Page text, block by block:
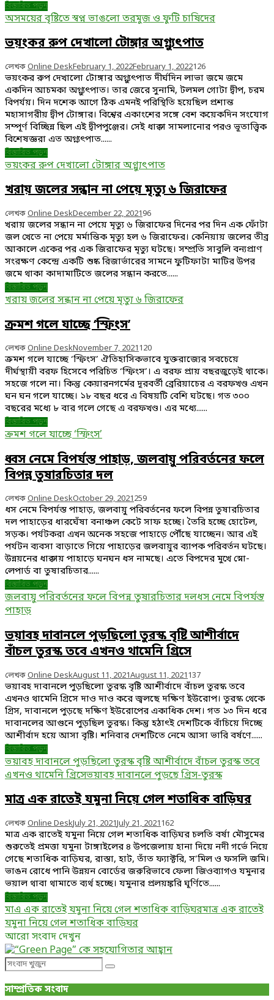
বিস্তারিত পড়ুন
অসময়ের বৃষ্টিতে স্বপ্ন ভাঙলো তরমুজ ও ফুটি চাষিদের
ভয়ংকর রুপ দেখালো টোঙ্গার অগ্ন্যুৎপাত
লেখকOnline DeskFebruary 1, 2022February 1, 2022126
ভয়ংকর রুপ দেখালো টোঙ্গার অগ্ন্যুৎপাত দীর্ঘদিন লাভা জমে জমে
একদিন আচমকা অগ্ন্যুৎপাত। তার জেরে সুনামি, টলমল গোটা দ্বীপ, চরম
বিপর্যয়। দিন দশেক আগে ঠিক এমনই পরিস্থিতি হয়েছিল প্রশান্ত
মহাসাগরীয় দ্বীপ টোঙ্গার। বিশ্বের একাংশের সঙ্গে বেশ কয়েকদিন সংযোগ
সম্পূর্ণ বিচ্ছিন্ন ছিল এই দ্বীপপুঞ্জের। সেই ধাক্কা সামলানোর পরও ভূতাত্ত্বিক
বিশেষজ্ঞরা এত অগ্ন্যৎপাত......
বিস্তারিত পড়ুন
ভয়ংকর রুপ দেখালো টোঙ্গার অগ্ন্যুৎপাত
খরায় জলের সন্ধান না পেয়ে মৃত্যু ৬ জিরাফের
লেখকOnline DeskDecember 22, 202196
খরায় জলের সন্ধান না পেয়ে মৃত্যু ৬ জিরাফের দিনের পর দিন এক ফোঁটা
জল খেতে না পেয়ে মর্মান্তিক মৃত্যু হল ৬ জিরাফের। কেনিয়ায় জলের তীব্র
আকালে একের পর এক জিরাফের মৃত্যু ঘটছে। সম্প্রতি সাবুলি বন‌্যপ্রাণ
সংরক্ষণ কেন্দ্রে একটি শুষ্ক রিজার্ভারের সামনে ফুটিফাটা মাটির উপর
জমে থাকা কাদামাটিতে জলের সন্ধান করতে......
বিস্তারিত পড়ুন
খরায় জলের সন্ধান না পেয়ে মৃত্যু ৬ জিরাফের
ক্রমশ গলে যাচ্ছে ‘স্ফিংস’
লেখকOnline DeskNovember 7, 2021120
ক্রমশ গলে যাচ্ছে ‘স্ফিংস’ ঐতিহাসিকভাবে যুক্তরাজ্যের সবচেয়ে
দীর্ঘস্থায়ী বরফ হিসেবে পরিচিত ‘স্ফিংস’। এ বরফ প্রায় বছরজুড়েই থাকে।
সহজে গলে না। কিন্তু কেয়ারনগর্মের দূরবর্তী ব্রেরিয়াচের এ বরফখণ্ড এখন
ঘন ঘন গলে যাচ্ছে। ১৮ বছর ধরে এ বিষয়টি বেশি ঘটছে। গত ৩০০
বছরের মধ্যে ৮ বার গলে গেছে এ বরফখণ্ড। এর মধ্যে......
বিস্তারিত পড়ুন
ক্রমশ গলে যাচ্ছে ‘স্ফিংস’
ধ্বস নেমে বিপর্যস্ত পাহাড়, জলবায়ু পরিবর্তনের ফলে
বিপন্ন তুষারচিতার দল
লেখকOnline DeskOctober 29, 2021259
ধস নেমে বিপর্যস্ত পাহাড়, জলবায়ু পরিবর্তনের ফলে বিপন্ন তুষারচিতার
দল পাহাড়ের ধারঘেঁষা বনাঞ্চল কেটে সাফ হচ্ছে। তৈরি হচ্ছে হোটেল,
সড়ক। পর্যটকরা এখন অনেক সহজে পাহাড়ে পৌঁছে যাচ্ছেন। আর এই
পর্যটন ব্যবসা বাড়াতে গিয়ে পাহাড়ের জলবায়ুর ব্যাপক পরিবর্তন ঘটছে।
উন্নয়নের ধাক্কায় পাহাড়ে ঘনঘন ধস নামছে। এতে বিপদের মুখে স্নো-
লেপার্ড বা তুষারচিতার......
বিস্তারিত পড়ুন
জলবায়ু পরিবর্তনের ফলে বিপন্ন তুষারচিতার দলধস নেমে বিপর্যস্ত
পাহাড়
ভয়াবহ দাবানলে পুড়ছিলো তুরস্ক বৃষ্টি আশীর্বাদে
বাঁচল তুরস্ক তবে এখনও থামেনি গ্রিসে
লেখকOnline DeskAugust 11, 2021August 11, 2021137
ভয়াবহ দাবানলে পুড়ছিলো তুরস্ক বৃষ্টি আশীর্বাদে বাঁচল তুরস্ক তবে
এখনও থামেনি গ্রিসে দাও দাও করে জ্বলছে দক্ষিণ ইউরোপ। তুরস্ক থেকে
গ্রিস, দাবানলে পুড়ছে দক্ষিণ ইউরোপের একাধিক দেশ। গত ১৩ দিন ধরে
দাবানলের আগুনে পুড়ছিল তুরস্ক। কিন্তু হঠাৎই দেশটিকে বাঁচিয়ে দিচ্ছে
আশীর্বাদ হয়ে আসা বৃষ্টি। শনিবার দেশটিতে নেমে আসা ভারি বর্ষণে......
বিস্তারিত পড়ুন
ভয়াবহ দাবানলে পুড়ছিলো তুরস্ক বৃষ্টি আশীর্বাদে বাঁচল তুরস্ক তবে
এখনও থামেনি গ্রিসেভয়াবহ দাবানলে পুড়ছে গ্রিস-তুরস্ক
মাত্র এক রাতেই যমুনা নিয়ে গেল শতাধিক বাড়িঘর
লেখকOnline DeskJuly 21, 2021July 21, 2021162
মাত্র এক রাতেই যমুনা নিয়ে গেল শতাধিক বাড়িঘর চলতি বর্ষা মৌসুমের
শুরুতেই প্রমত্তা যমুনা টাঙ্গাইলের ৪ উপজেলায় হানা দিয়ে নদী গর্ভে নিয়ে
গেছে শতাধিক বাড়িঘর, রাস্তা, হাট, তাঁত ফ্যাক্টরি, স’মিল ও ফসলি জমি।
ভাঙন রোধে পানি উন্নয়ন বোর্ডের জরুরিভাবে ফেলা জিওব্যাগও যমুনার
ভয়াল থাবা থামাতে ব্যর্থ হচ্ছে। যমুনার প্রলয়ঙ্করি ঘূর্ণিতে......
বিস্তারিত পড়ুন
মাএ এক রাতেই যমুনা নিয়ে গেল শতাধিক বাড়িঘরমাত্র এক রাতেই
যমুনা নিয়ে গেল শতাধিক বাড়িঘর
আরো সংবাদ দেখুন
Search
Search
সাম্প্রতিক সংবাদ